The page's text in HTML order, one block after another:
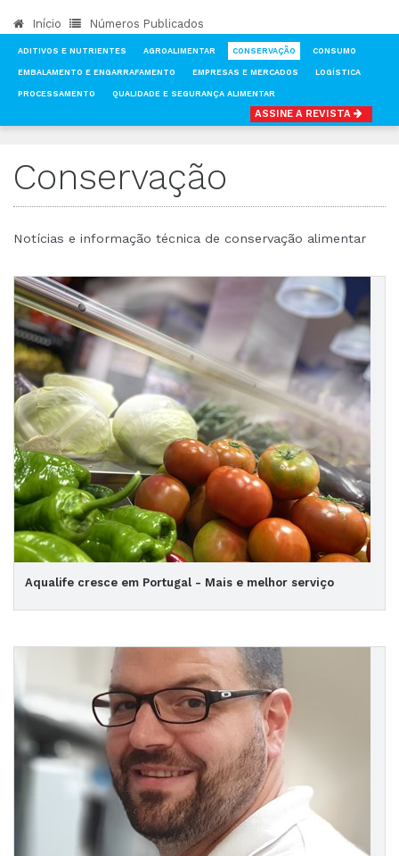
Início Números Publicados
ADITIVOS E NUTRIENTES AGROALIMENTAR CONSERVAÇÃO CONSUMO
EMBALAMENTO E ENGARRAFAMENTO EMPRESAS E MERCADOS LOGÍSTICA
PROCESSAMENTO QUALIDADE E SEGURANÇA ALIMENTAR
ASSINE A REVISTA
Conservação
Notícias e informação técnica de conservação alimentar
Aqualife cresce em Portugal - Mais e melhor serviço